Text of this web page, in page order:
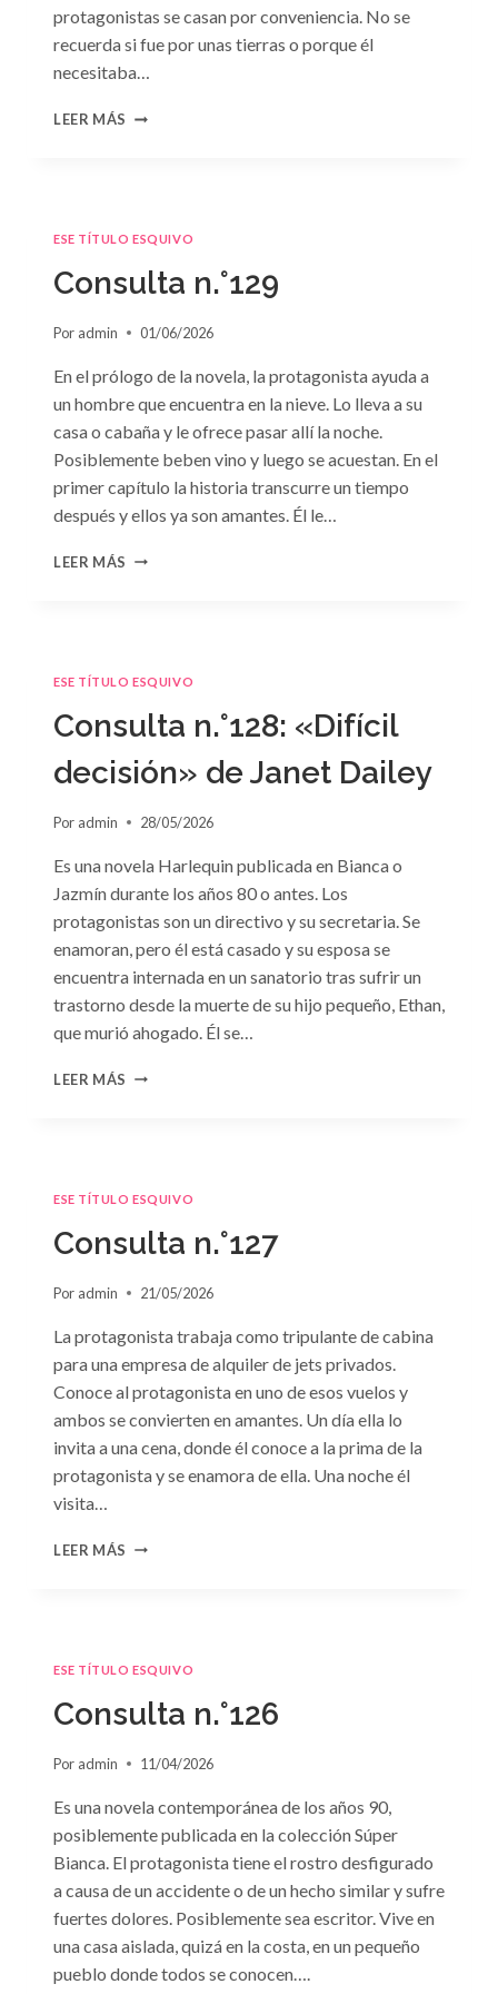
protagonistas se casan por conveniencia. No se
recuerda si fue por unas tierras o porque él
necesitaba…
LEER MÁS CONSULTA
ESE TÍTULO ESQUIVO
Consulta n.°129
Por admin 01/06/2026
En el prólogo de la novela, la protagonista ayuda a
un hombre que encuentra en la nieve. Lo lleva a su
casa o cabaña y le ofrece pasar allí la noche.
Posiblemente beben vino y luego se acuestan. En el
primer capítulo la historia transcurre un tiempo
después y ellos ya son amantes. Él le…
LEER MÁS CONSULTA
ESE TÍTULO ESQUIVO
Consulta n.°128: «Difícil
decisión» de Janet Dailey
Por admin 28/05/2026
Es una novela Harlequin publicada en Bianca o
Jazmín durante los años 80 o antes. Los
protagonistas son un directivo y su secretaria. Se
enamoran, pero él está casado y su esposa se
encuentra internada en un sanatorio tras sufrir un
trastorno desde la muerte de su hijo pequeño, Ethan,
que murió ahogado. Él se…
LEER MÁS CONSULTA
JANET
DAILEY
ESE TÍTULO ESQUIVO
Consulta n.°127
Por admin 21/05/2026
La protagonista trabaja como tripulante de cabina
para una empresa de alquiler de jets privados.
Conoce al protagonista en uno de esos vuelos y
ambos se convierten en amantes. Un día ella lo
invita a una cena, donde él conoce a la prima de la
protagonista y se enamora de ella. Una noche él
visita…
LEER MÁS CONSULTA
ESE TÍTULO ESQUIVO
Consulta n.°126
Por admin 11/04/2026
Es una novela contemporánea de los años 90,
posiblemente publicada en la colección Súper
Bianca. El protagonista tiene el rostro desfigurado
a causa de un accidente o de un hecho similar y sufre
fuertes dolores. Posiblemente sea escritor. Vive en
una casa aislada, quizá en la costa, en un pequeño
pueblo donde todos se conocen….